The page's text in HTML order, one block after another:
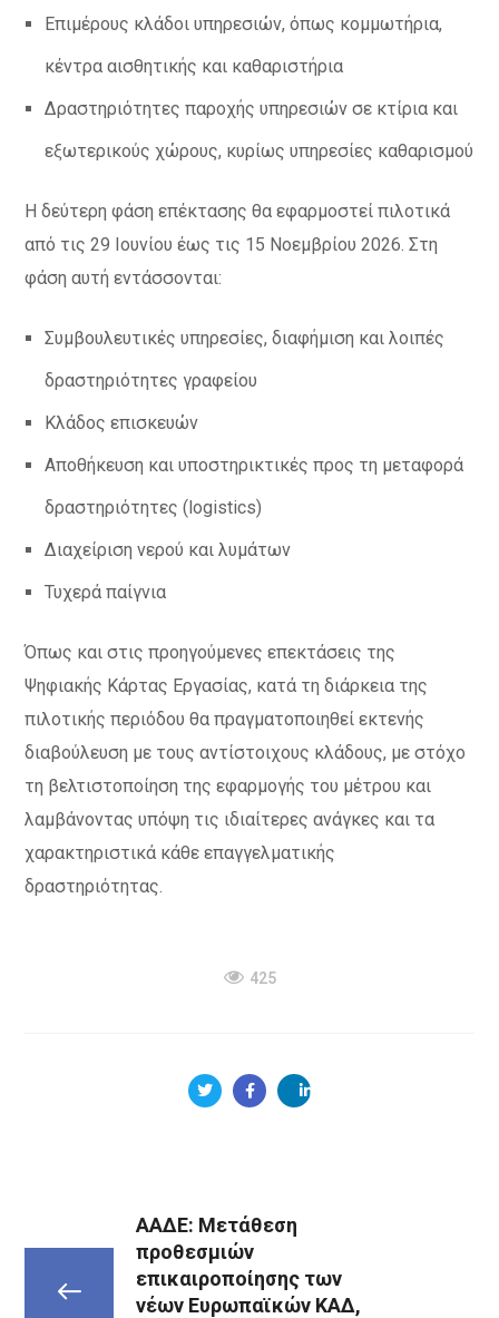
Επιμέρους κλάδοι υπηρεσιών, όπως κομμωτήρια,
κέντρα αισθητικής και καθαριστήρια
Δραστηριότητες παροχής υπηρεσιών σε κτίρια και
εξωτερικούς χώρους, κυρίως υπηρεσίες καθαρισμού
Η δεύτερη φάση επέκτασης θα εφαρμοστεί πιλοτικά
από τις 29 Ιουνίου έως τις 15 Νοεμβρίου 2026. Στη
φάση αυτή εντάσσονται:
Συμβουλευτικές υπηρεσίες, διαφήμιση και λοιπές
δραστηριότητες γραφείου
Κλάδος επισκευών
Αποθήκευση και υποστηρικτικές προς τη μεταφορά
δραστηριότητες (logistics)
Διαχείριση νερού και λυμάτων
Τυχερά παίγνια
Όπως και στις προηγούμενες επεκτάσεις της
Ψηφιακής Κάρτας Εργασίας, κατά τη διάρκεια της
πιλοτικής περιόδου θα πραγματοποιηθεί εκτενής
διαβούλευση με τους αντίστοιχους κλάδους, με στόχο
τη βελτιστοποίηση της εφαρμογής του μέτρου και
λαμβάνοντας υπόψη τις ιδιαίτερες ανάγκες και τα
χαρακτηριστικά κάθε επαγγελματικής
δραστηριότητας.
425
ΑΑΔΕ: Μετάθεση
προθεσμιών
επικαιροποίησης των
νέων Ευρωπαϊκών ΚΑΔ,